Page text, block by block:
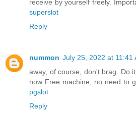
receive by yourself freely.
superslot
Reply
nummon July 25, 2022 at 11:41
away, of course, don't brag. Do
now Free machine, no need to
pgslot
Reply